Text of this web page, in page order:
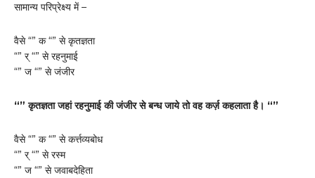
सामान्य परिप्रेक्ष्य में –
वैसे “” क “” से कृतज्ञता
“” र् “” से रहनुमाई
“” ज “” से जंजीर
“” कृतज्ञता जहां रहनुमाई की जंजीर से बन्ध जाये तो वह कर्ज़ कहलाता है। “”
वैसे “” क “” से कर्त्तव्यबोध
“” र् “” से रस्म
“” ज “” से जवाबदेहिता